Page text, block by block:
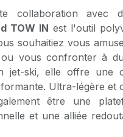
collaboration avec
TOW IN est l'outil
souhaitiez vous
vous confronter à
jet-ski, elle offre une
Ultra-légère et
être une
et une alliée